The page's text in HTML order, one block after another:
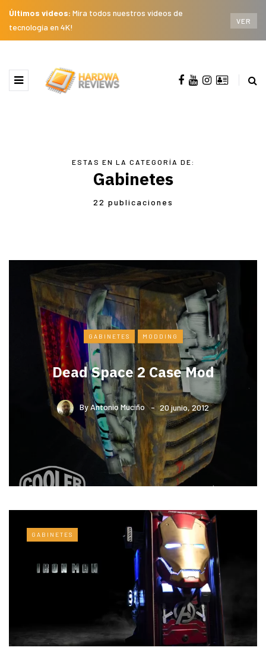
Últimos videos: Mira todos nuestros videos de
tecnología en 4K!
VER
ESTAS EN LA CATEGORÍA DE:
Gabinetes
22 publicaciones
GABINETES MODDING
Dead Space 2 Case Mod
ByAntonio Muciño 20 junio, 2012
GABINETES